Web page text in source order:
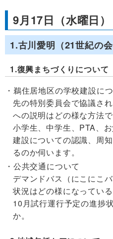
9月17日（水曜日）
1.古川愛明（21世紀の会
1.復興まちづくりについて
鵜住居地区の学校建設に
先の特別委員会で協議さ
への説明はどの様な方法で
小学生、中学生、PTA、
建設についての認識、周
るのか伺います。
公共交通について
デマンドバス（にこにこ
状況はどの様になっている
10月試行運行予定の進捗
か。